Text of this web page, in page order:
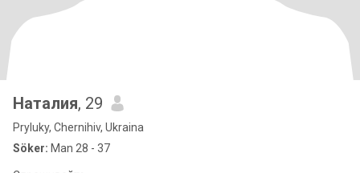
Наталия, 29
Pryluky, Chernihiv, Ukraina
Söker: Man 28 - 37